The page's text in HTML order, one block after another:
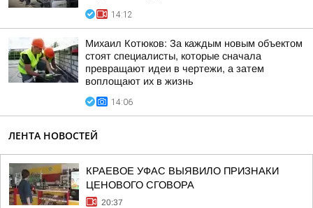
14:12
Михаил Котюков: За каждым новым объектом
стоят специалисты, которые сначала
превращают идеи в чертежи, а затем
воплощают их в жизнь
14:06
ЛЕНТА НОВОСТЕЙ
КРАЕВОЕ УФАС ВЫЯВИЛО ПРИЗНАКИ
ЦЕНОВОГО СГОВОРА
20:37